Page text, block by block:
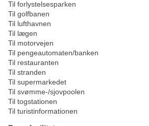
Til forlystelsesparken
Til golfbanen
Til lufthavnen
Til lægen
Til motorvejen
Til pengeautomaten/banken
Til restauranten
Til stranden
Til supermarkedet
Til svømme-/sjovpoolen
Til togstationen
Til turistinformationen